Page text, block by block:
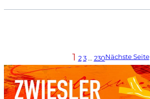
1 2 3 … 230Nächste Seite